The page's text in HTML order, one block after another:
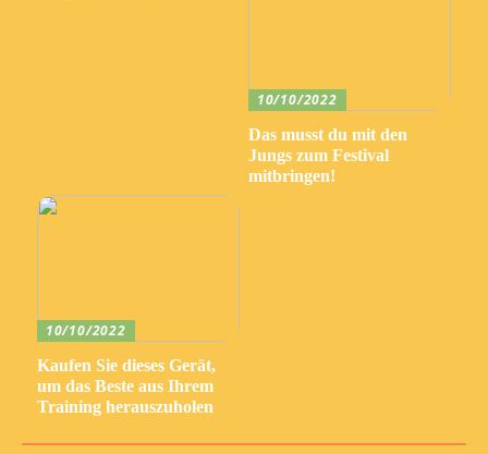
10/10/2022
Das musst du mit den
Jungs zum Festival
mitbringen!
10/10/2022
Kaufen Sie dieses Gerät,
um das Beste aus Ihrem
Training herauszuholen